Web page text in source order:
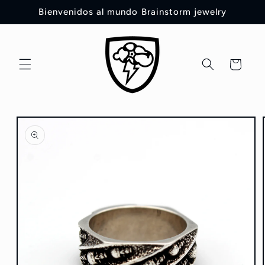
directamente
al contenido
Bienvenidos al mundo Brainstorm jewelry
Carrito
directamente
información
del producto